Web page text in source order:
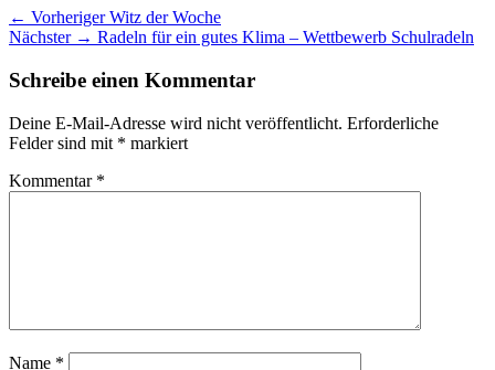
Beitragsnavigation
← Vorheriger Vorheriger
Beitrag:
Witz der Woche
Nächster → Nächster
Radeln für ein gutes Klima – Wettbewerb Schulradeln
Schreibe einen Kommentar
Deine E-Mail-Adresse wird nicht veröffentlicht. Erforderliche
Felder sind mit * markiert
Kommentar *
Name *